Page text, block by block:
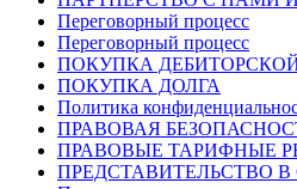
Переговорный процесс
Переговорный процесс
ПОКУПКА
ПОКУПКА ДОЛГА
Политика
ПРАВОВАЯ
ПРАВОВЫЕ ТАРИФНЫЕ
ПРЕДСТАВИТЕЛЬСТВО В